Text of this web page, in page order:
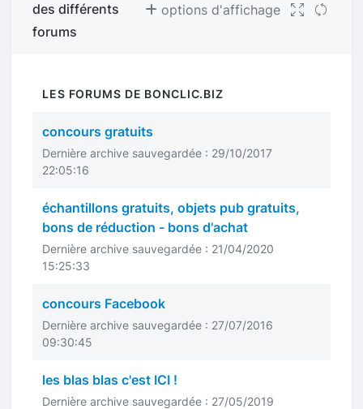
des différents
forums
options d'affichage
LES FORUMS DE BONCLIC.BIZ
concours gratuits
Dernière archive sauvegardée : 29/10/2017
22:05:16
échantillons gratuits, objets pub gratuits,
bons de réduction - bons d'achat
Dernière archive sauvegardée : 21/04/2020
15:25:33
concours Facebook
Dernière archive sauvegardée : 27/07/2016
09:30:45
les blas blas c'est ICI !
Dernière archive sauvegardée : 27/05/2019